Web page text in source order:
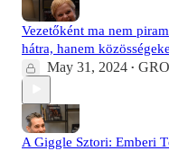
Vezetőként ma nem
hátra, hanem
May 31, 2024 •
A Giggle Sztori: Emberi